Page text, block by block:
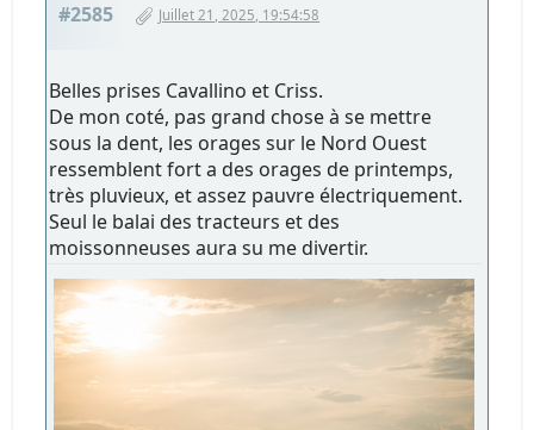
#2585 Juillet 21, 2025, 19:54:58
Belles prises Cavallino et Criss.
De mon coté, pas grand chose à se mettre
sous la dent, les orages sur le Nord Ouest
ressemblent fort a des orages de printemps,
très pluvieux, et assez pauvre électriquement.
Seul le balai des tracteurs et des
moissonneuses aura su me divertir.